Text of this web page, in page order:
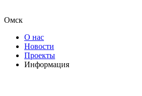
Омск
О нас
Новости
Проекты
Информация